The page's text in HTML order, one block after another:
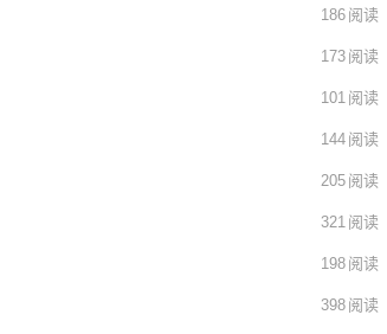
186 阅读
173 阅读
101 阅读
144 阅读
205 阅读
321 阅读
198 阅读
398 阅读